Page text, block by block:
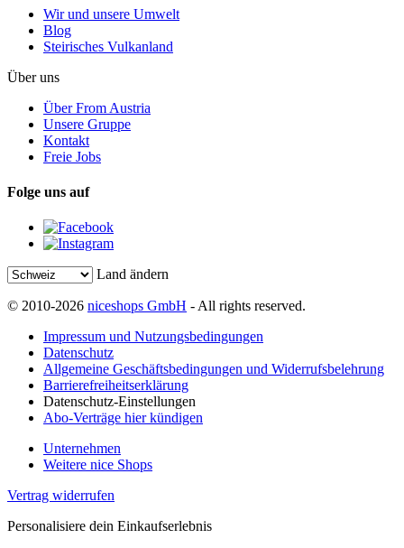
Wir und unsere Umwelt
Blog
Steirisches Vulkanland
Über uns
Über From Austria
Unsere Gruppe
Kontakt
Freie Jobs
Folge uns auf
Land ändern
© 2010-2026 niceshops GmbH - All rights reserved.
Impressum und Nutzungsbedingungen
Datenschutz
Allgemeine Geschäftsbedingungen und Widerrufsbelehrung
Barrierefreiheitserklärung
Datenschutz-Einstellungen
Abo-Verträge hier kündigen
Unternehmen
Weitere nice Shops
Vertrag widerrufen
Personalisiere dein Einkaufserlebnis